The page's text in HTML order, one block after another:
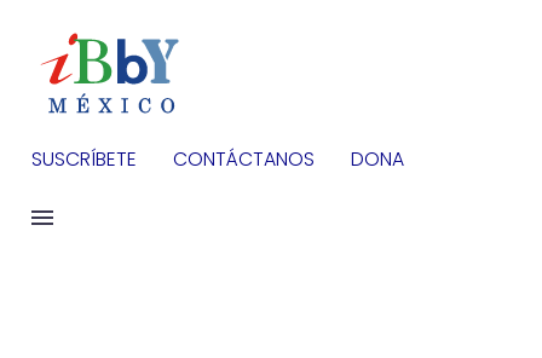
SUSCRÍBETE CONTÁCTANOS DONA